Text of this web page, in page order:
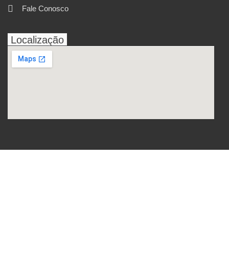
Fale Conosco
Localização